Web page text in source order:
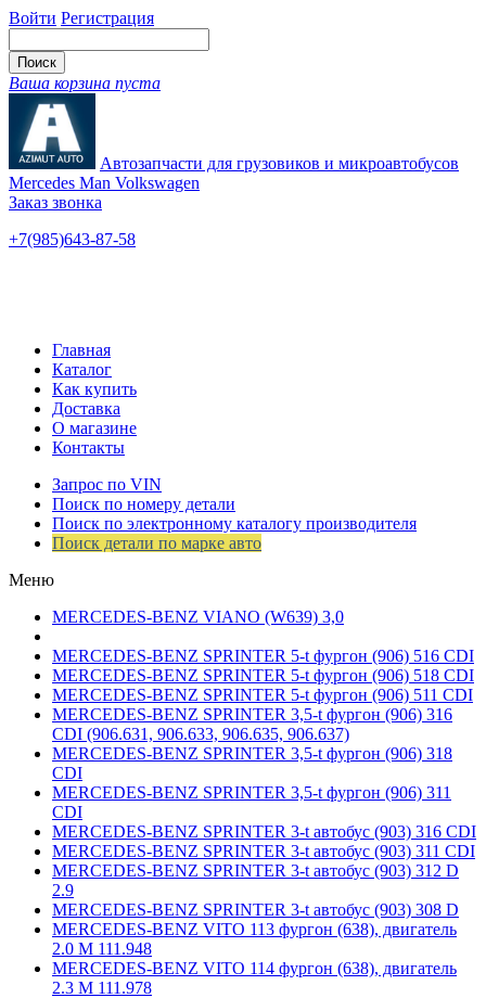
Войти Регистрация
Ваша корзина пуста
Автозапчасти для грузовиков и микроавтобусов
Mercedes Man Volkswagen
Заказ звонка
+7(985)643-87-58
Главная
Каталог
Как купить
Доставка
О магазине
Контакты
Запрос по VIN
Поиск по номеру детали
Поиск по электронному каталогу производителя
Поиск детали по марке авто
Меню
MERCEDES-BENZ VIANO (W639) 3,0
MERCEDES-BENZ SPRINTER 5-t фургон (906) 516 CDI
MERCEDES-BENZ SPRINTER 5-t фургон (906) 518 CDI
MERCEDES-BENZ SPRINTER 5-t фургон (906) 511 CDI
MERCEDES-BENZ SPRINTER 3,5-t фургон (906) 316
CDI (906.631, 906.633, 906.635, 906.637)
MERCEDES-BENZ SPRINTER 3,5-t фургон (906) 318
CDI
MERCEDES-BENZ SPRINTER 3,5-t фургон (906) 311
CDI
MERCEDES-BENZ SPRINTER 3-t автобус (903) 316 CDI
MERCEDES-BENZ SPRINTER 3-t автобус (903) 311 CDI
MERCEDES-BENZ SPRINTER 3-t автобус (903) 312 D
2.9
MERCEDES-BENZ SPRINTER 3-t автобус (903) 308 D
MERCEDES-BENZ VITO 113 фургон (638), двигатель
2.0 М 111.948
MERCEDES-BENZ VITO 114 фургон (638), двигатель
2.3 М 111.978